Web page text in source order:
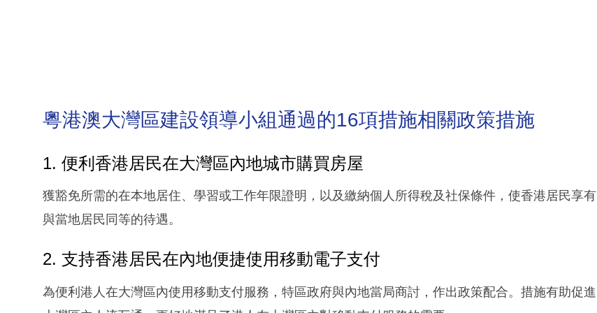
粵港澳大灣區建設領導小組通過的16項措施相關政策措施
1. 便利香港居民在大灣區內地城市購買房屋
獲豁免所需的在本地居住、學習或工作年限證明，以及繳納個人所得稅及社保條件，使香港居民享有
與當地居民同等的待遇。
2. 支持香港居民在內地便捷使用移動電子支付
為便利港人在大灣區內使用移動支付服務，特區政府與內地當局商討，作出政策配合。措施有助促進